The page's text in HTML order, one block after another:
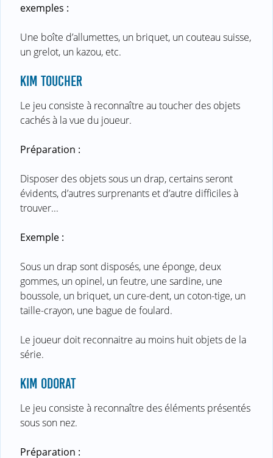
exemples :
Une boîte d’allumettes, un briquet, un couteau suisse,
un grelot, un kazou, etc.
KIM TOUCHER
Le jeu consiste à reconnaître au toucher des objets
cachés à la vue du joueur.
Préparation :
Disposer des objets sous un drap, certains seront
évidents, d’autres surprenants et d’autre difficiles à
trouver...
Exemple :
Sous un drap sont disposés, une éponge, deux
gommes, un opinel, un feutre, une sardine, une
boussole, un briquet, un cure-dent, un coton-tige, un
taille-crayon, une bague de foulard.
Le joueur doit reconnaitre au moins huit objets de la
série.
KIM ODORAT
Le jeu consiste à reconnaître des éléments présentés
sous son nez.
Préparation :